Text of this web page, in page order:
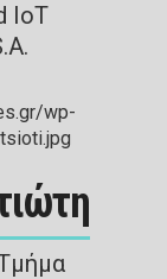
IoT